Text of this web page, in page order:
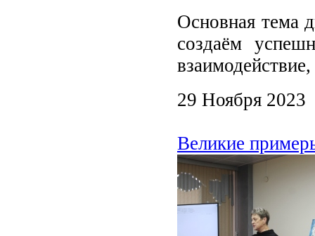
Основная тема
создаём
29 Ноября 2023
Великие